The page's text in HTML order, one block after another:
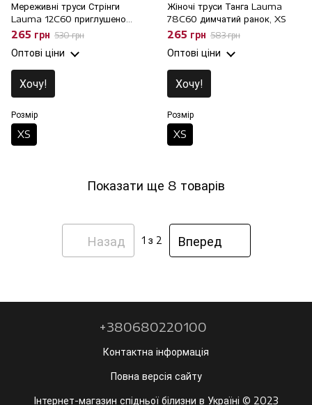
Мереживні труси Стрінги
Lauma 12C60 приглушено
білі, XS
265 грн 530 грн
Оптові ціни
Хочу!
Розмір
XS
Жіночі труси Танга Lauma
78C60 димчатий ранок, XS
265 грн 583 грн
Оптові ціни
Хочу!
Розмір
XS
Показати ще 8 товарів
Назад 1 з 2 Вперед
+380680220100
Контактна інформація
Повна версія сайту
Інтернет-магазин спідньої білизни в Україні © 2023